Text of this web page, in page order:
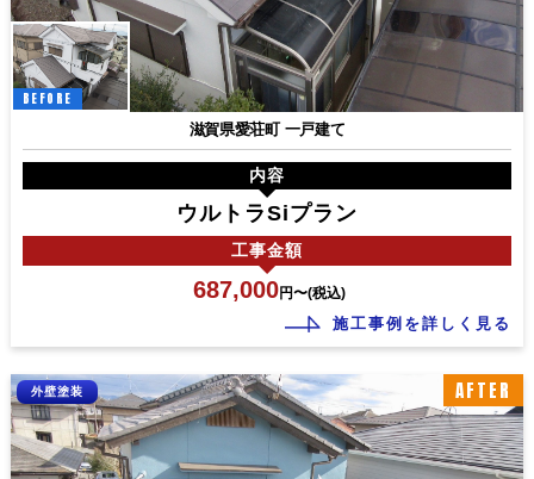
BEFORE
滋賀県愛荘町 一戸建て
内容
ウルトラSiプラン
工事金額
687,000円〜(税込)
施工事例を詳しく見る
AFTER
外壁塗装